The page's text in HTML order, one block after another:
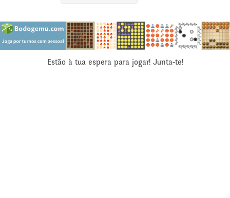
Estão à tua espera para jogar! Junta-te!